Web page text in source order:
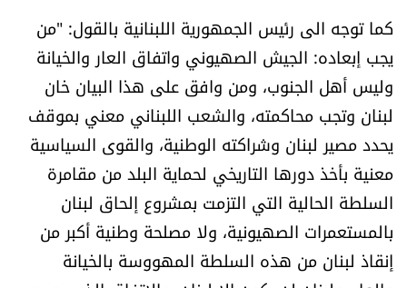
كما توجه الى رئيس الجمهورية اللبنانية بالقول: "من
يجب إبعاده: الجيش الصهيوني واتفاق العار والخيانة
وليس أهل الجنوب، ومن وافق على هذا البيان خان
لبنان وتجب محاكمته، والشعب اللبناني معني بموقف
يحدد مصير لبنان وشراكته الوطنية، والقوى السياسية
معنية بأخذ دورها التاريخي لحماية البلد من مقامرة
السلطة الحالية التي التزمت بمشروع إلحاق لبنان
بالمستعمرات الصهيونية، ولا مصلحة وطنية أكبر من
إنقاذ لبنان من هذه السلطة المهووسة بالخيانة